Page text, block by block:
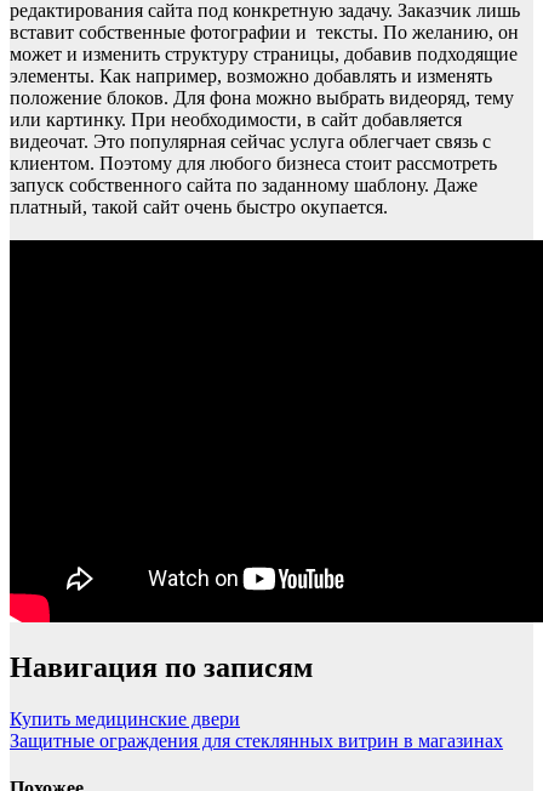
редактирования сайта под конкретную задачу. Заказчик лишь
вставит собственные фотографии и тексты. По желанию, он
может и изменить структуру страницы, добавив подходящие
элементы. Как например, возможно добавлять и изменять
положение блоков. Для фона можно выбрать видеоряд, тему
или картинку. При необходимости, в сайт добавляется
видеочат. Это популярная сейчас услуга облегчает связь с
клиентом. Поэтому для любого бизнеса стоит рассмотреть
запуск собственного сайта по заданному шаблону. Даже
платный, такой сайт очень быстро окупается.
Навигация по записям
Купить медицинские двери
Защитные ограждения для стеклянных витрин в магазинах